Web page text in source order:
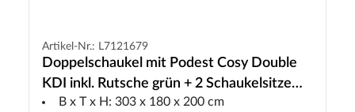
Artikel-Nr.: L7121679
Doppelschaukel mit Podest Cosy Double
KDI inkl. Rutsche grün + 2 Schaukelsitze
grünB x T x H: 303 x 180 x 200 cm